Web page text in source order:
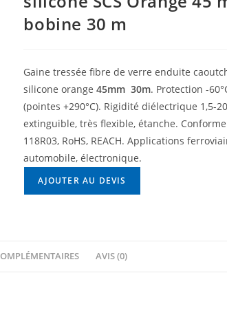
bobine 30 m
Gaine tressée fibre de verre enduite
silicone orange45mm  30m. Protection -
(pointes +290°C). Rigidité diélectrique 1,5-
extinguible, très flexible, étanche. Conforme
118R03, RoHS, REACH. Applications
automobile, électronique.
AJOUTER AU DEVIS
AVIS (0)